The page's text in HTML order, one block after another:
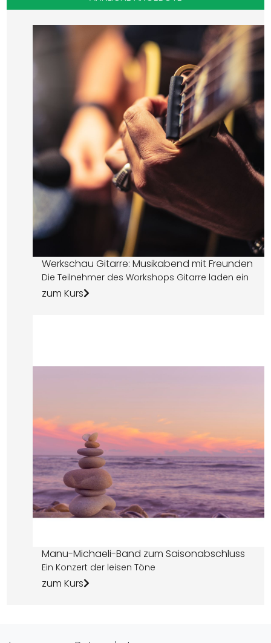
Werkschau Gitarre: Musikabend mit Freunden
Die Teilnehmer des Workshops Gitarre laden ein
zum Kurs
Manu-Michaeli-Band zum Saisonabschluss
Ein Konzert der leisen Töne
zum Kurs